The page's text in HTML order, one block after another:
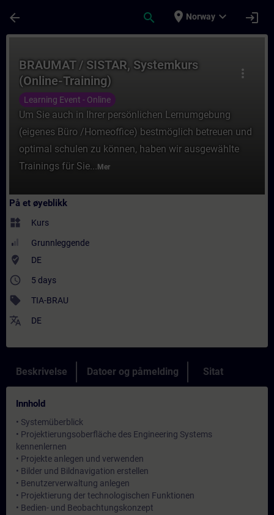
arrow_back search place Norway expand_more login
more_vert
BRAUMAT / SISTAR, Systemkurs
(Online-Training)
Learning Event - Online
Um Sie auch in Ihrer persönlichen Lernumgebung
(eigenes Büro /Homeoffice) bestmöglich betreuen und
optimal schulen zu können, haben wir ausgewählte
Trainings für Sie... Mer
På et øyeblikk
widgets Kurs
Grunnleggende
where_to_vote DE
access_time 5 days
sell TIA-BRAU
translate DE
Beskrivelse Datoer og påmelding Sitat
Innhold
• Systemüberblick
• Projektierungsoberfläche des Engineering Systems
kennenlernen
• Projekte anlegen und verwenden
• Bilder und Bildnavigation erstellen
• Benutzerverwaltung anlegen
• Projektierung der technologischen Funktionen
• Bedien- und Beobachtungskonzept